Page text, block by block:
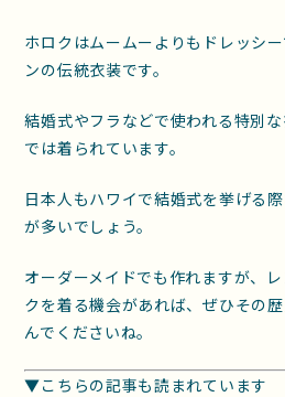
ホロクはムームーよりもドレッシ
ンの伝統衣装です。
結婚式やフラなどで使われる特別
では着られています。
日本人もハワイで結婚式を挙げる
が多いでしょう。
オーダーメイドでも作れますが、
クを着る機会があれば、ぜひその
んでくださいね。
▼こちらの記事も読まれています